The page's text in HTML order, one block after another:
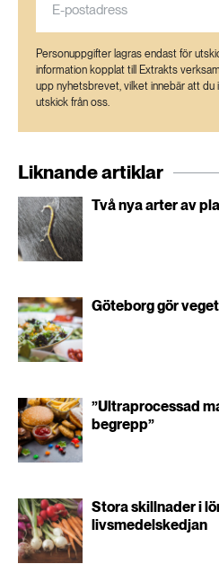
Personuppgifter lagras endast för
information kopplat till Extrakts
upp nyhetsbrevet, vilket innebär att du
utskick från oss.
Liknande artiklar
Två nya arter av
Göteborg gör
”Ultraprocessad
begrepp”
Stora skillnader i
livsmedelskedjan